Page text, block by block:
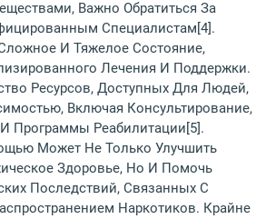
Важно Обратиться За
Специалистам[4].
И Тяжелое Состояние,
Лечения И Поддержки.
Ресурсов, Доступных Для Людей,
Включая Консультирование,
Программы Реабилитации[5].
Может Не Только Улучшить
Здоровье, Но И Помочь
Последствий, Связанных С
Наркотиков. Крайне